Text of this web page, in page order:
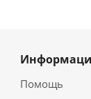
Помощь